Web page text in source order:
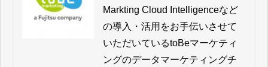
Markting Cloud Intelligenceなど
の導入・活用をお手伝いさせて
いただいているtoBeマーケティ
ングのデータマーケティングチ